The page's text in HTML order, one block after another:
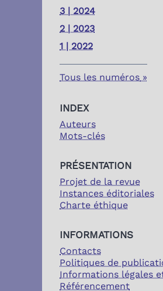
3 | 2024
2 | 2023
1 | 2022
Tous les numéros
INDEX
Auteurs
Mots-clés
PRÉSENTATION
Projet de la revue
Instances éditoriales
Charte éthique
INFORMATIONS
Contacts
Politiques de
Informations légales
Référencement